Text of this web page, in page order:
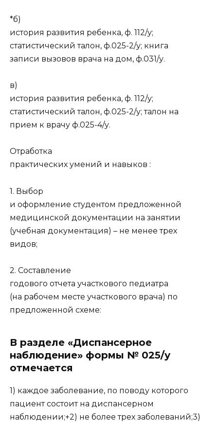
*б)
история развития ребенка, ф. 112/у;
статистический талон, ф.025-2/у; книга
записи вызовов врача на дом, ф.031/у.
в)
история развития ребенка, ф. 112/у;
статистический талон, ф.025-2/у; талон на
прием к врачу ф.025-4/у.
Отработка
практических умений и навыков :
1. Выбор
и оформление студентом предложенной
медицинской документации на занятии
(учебная документация) – не менее трех
видов;
2. Составление
годового отчета участкового педиатра
(на рабочем месте участкового врача) по
предложенной схеме:
В разделе «Диспансерное
наблюдение» формы № 025/у
отмечается
1) каждое заболевание, по поводу которого
пациент состоит на диспансерном
наблюдении;+2) не более трех заболеваний;3)